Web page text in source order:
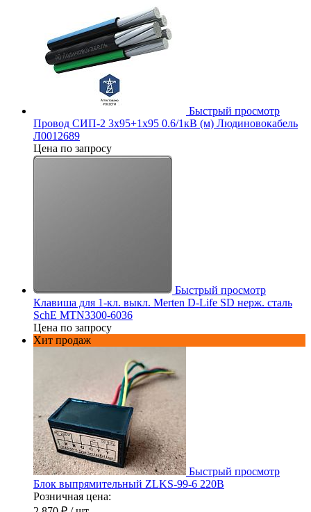
Быстрый просмотр
Провод СИП-2 3х95+1х95 0.6/1кВ (м) Людиновокабель
Л0012689
Цена по запросу
Быстрый просмотр
Клавиша для 1-кл. выкл. Merten D-Life SD нерж. сталь
SchE MTN3300-6036
Цена по запросу
Хит продаж
Быстрый просмотр
Блок выпрямительный ZLKS-99-6 220В
Розничная цена: